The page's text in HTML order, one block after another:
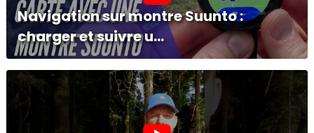
Navigation sur montre Suunto :
charger et suivre u...